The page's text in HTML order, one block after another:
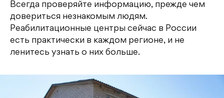
Всегда проверяйте информацию, прежде чем
довериться незнакомым людям.
Реабилитационные центры сейчас в России
есть практически в каждом регионе, и не
ленитесь узнать о них больше.